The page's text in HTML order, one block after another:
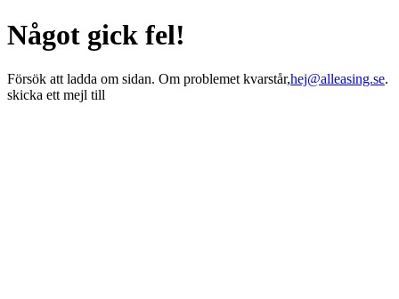
Något gick fel!
Försök att ladda om sidan. Om problemet kvarstår,hej@alleasing.se.
skicka ett mejl till